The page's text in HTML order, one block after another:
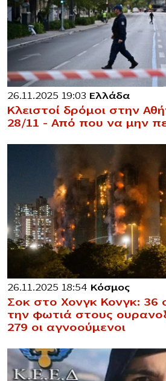
26.11.2025 19:03 Ελλάδα
Κλειστοί δρόμοι στην
28/11 – Από που να μην
26.11.2025 18:54 Κόσμος
Σοκ στο Χονγκ Κονγκ: 36
την φωτιά στους
279 οι αγνοούμενοι